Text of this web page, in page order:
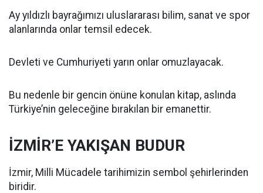
Ay yıldızlı bayrağımızı uluslararası bilim, sanat ve spor
alanlarında onlar temsil edecek.
Devleti ve Cumhuriyeti yarın onlar omuzlayacak.
Bu nedenle bir gencin önüne konulan kitap, aslında
Türkiye’nin geleceğine bırakılan bir emanettir.
İZMİR’E YAKIŞAN BUDUR
İzmir, Milli Mücadele tarihimizin sembol şehirlerinden
biridir.